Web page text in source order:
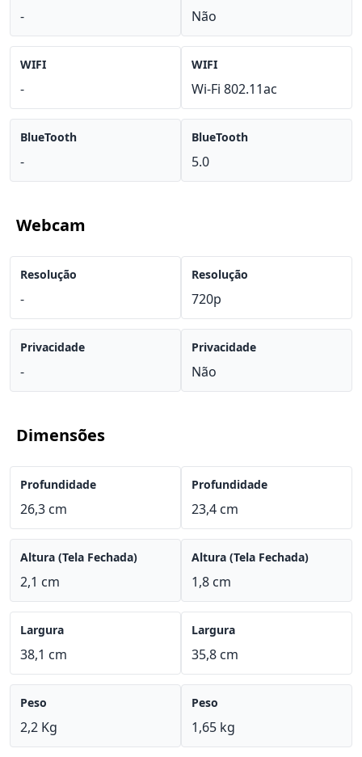
-
WIFI
-
BlueTooth
-
Não
WIFI
Wi-Fi 802.11ac
BlueTooth
5.0
Webcam
Resolução
-
Privacidade
-
Resolução
720p
Privacidade
Não
Dimensões
Profundidade
26,3 cm
Altura (Tela Fechada)
2,1 cm
Largura
38,1 cm
Peso
2,2 Kg
Profundidade
23,4 cm
Altura (Tela Fechada)
1,8 cm
Largura
35,8 cm
Peso
1,65 kg